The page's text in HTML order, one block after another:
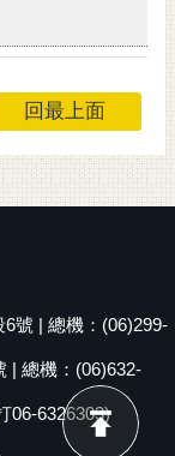
回最上面
號 | 總機：(06)299-
| 總機：(06)632-
06-6326303)